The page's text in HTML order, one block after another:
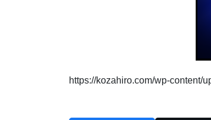
https://kozahiro.com/wp-content/